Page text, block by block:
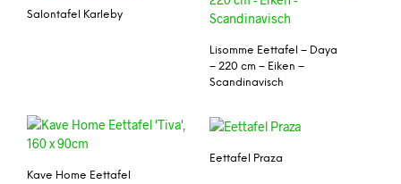
Salontafel Karleby
Lisomme Eettafel – Daya
– 220 cm – Eiken –
Scandinavisch
Kave Home Eettafel
Eettafel Praza